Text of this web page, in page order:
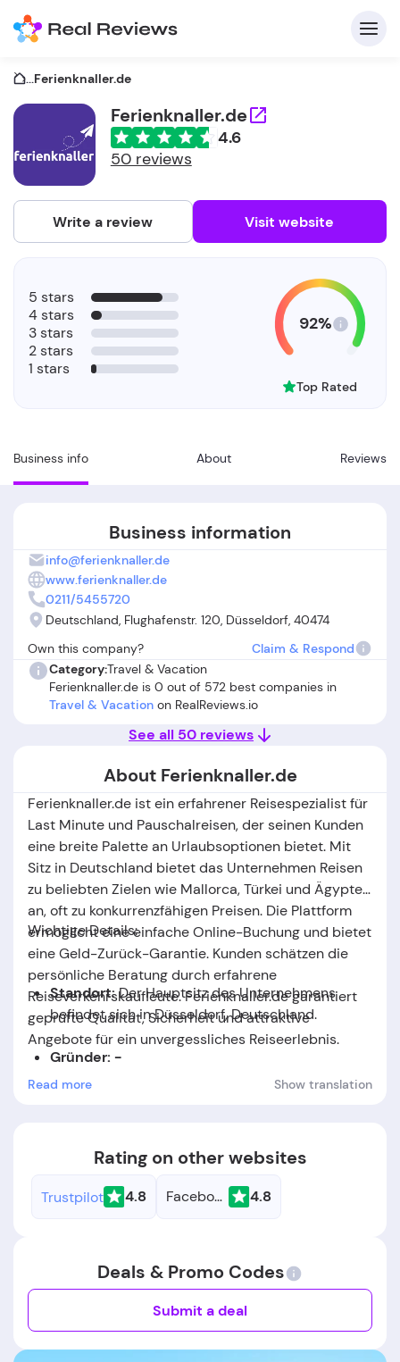
...Ferienknaller.de
Ferienknaller.de
4.6
50 reviews
Write a review Visit website
Business info About Reviews
5 stars
4 stars
3 stars
2 stars
1 stars
92%
Top Rated
Business information
info@ferienknaller.de
www.ferienknaller.de
0211/5455720
Deutschland, Flughafenstr. 120, Düsseldorf, 40474
Own this company?
Claim & Respond
Category:Travel & Vacation
Ferienknaller.de is 0 out of 572 best companies in
Travel & Vacation on RealReviews.io
See all 50 reviews
About Ferienknaller.de
Ferienknaller.de ist ein erfahrener Reisespezialist für
Last Minute und Pauschalreisen, der seinen Kunden
eine breite Palette an Urlaubsoptionen bietet. Mit
Sitz in Deutschland bietet das Unternehmen Reisen
zu beliebten Zielen wie Mallorca, Türkei und Ägypten
an, oft zu konkurrenzfähigen Preisen. Die Plattform
ermöglicht eine einfache Online-Buchung und bietet
eine Geld-Zurück-Garantie. Kunden schätzen die
persönliche Beratung durch erfahrene
Reiseverkehrskaufleute. Ferienknaller.de garantiert
geprüfte Qualität, Sicherheit und attraktive
Angebote für ein unvergessliches Reiseerlebnis.
Wichtige Details:
Standort:Der Hauptsitz des Unternehmens
befindet sich in Düsseldorf, Deutschland.
Gründer: -
Read more Show translation
Rating on other websites
Trustpilot 4.8 Facebook 4.8
Deals & Promo Codes
Submit a deal